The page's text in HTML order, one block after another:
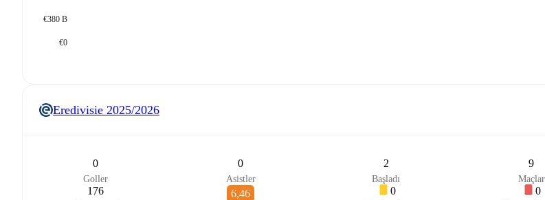
€380 B
€0
Eredivisie 2025/2026
0
Goller
0
Asistler
2
Başladı
9
Maçlar
176 6,46 0 0